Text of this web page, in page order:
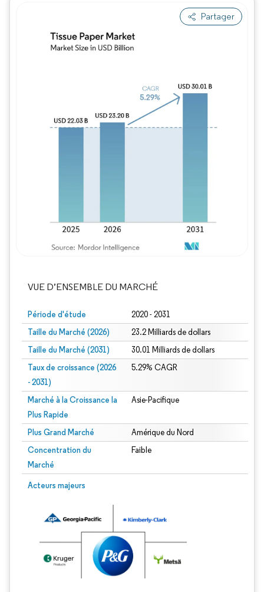
Partager
VUE D’ENSEMBLE DU MARCHÉ
Période d'étude 2020 - 2031
Taille du Marché (2026) 23.2 Milliards de dollars
Taille du Marché (2031) 30.01 Milliards de dollars
Taux de croissance (2026
- 2031)
5.29% CAGR
Marché à la Croissance la
Plus Rapide
Asie-Pacifique
Plus Grand Marché Amérique du Nord
Concentration du
Marché
Faible
Acteurs majeurs
Image © Mordor Intelligence. La réutilisation nécessite une attribution sous CC